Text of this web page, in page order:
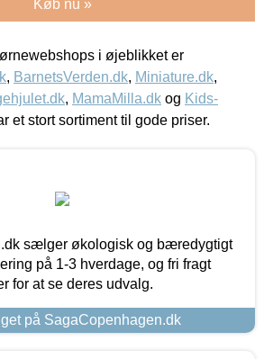
Køb nu »
i øjeblikket er
, BarnetsVerden.dk, Miniature.dk,
, MamaMilla.dk og Kids-
et stort sortiment til gode priser.
sælger økologisk og bæredygtigt
på 1-3 hverdage, og fri fragt
for at se deres udvalg.
på SagaCopenhagen.dk